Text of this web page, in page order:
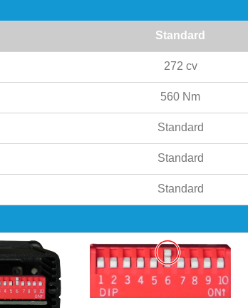
Standard
272 cv
560 Nm
Standard
Standard
Standard